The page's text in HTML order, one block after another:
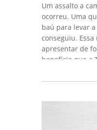
Um assalto a
ocorreu. Uma
baú para levar
conseguiu.
apresentar de
benefício que a